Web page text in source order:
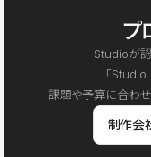
プ
Studioが
「Studio
課題や予算に合わせ
制作会